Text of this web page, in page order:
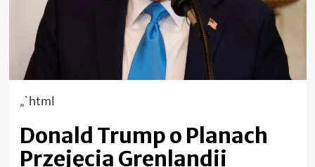
„`html
Donald Trump o Planach
Przejęcia Grenlandii